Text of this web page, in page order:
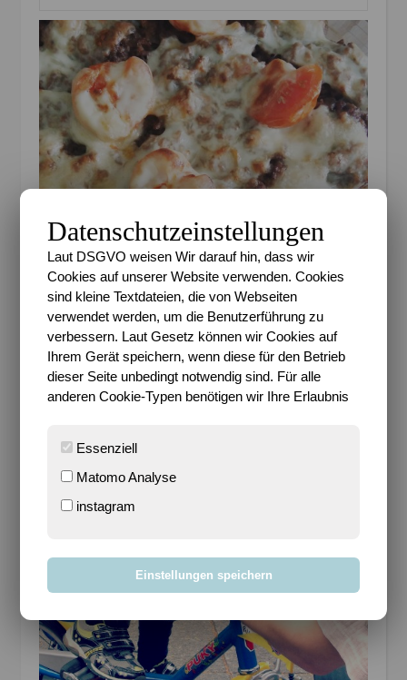
Zum Mittagessen gab es dann heute übrigens
selbstgemachte Lasagne <3
Datenschutzeinstellungen
Laut DSGVO weisen Wir darauf hin, dass wir
Cookies auf unserer Website verwenden. Cookies
sind kleine Textdateien, die von Webseiten
verwendet werden, um die Benutzerführung zu
verbessern. Laut Gesetz können wir Cookies auf
Ihrem Gerät speichern, wenn diese für den Betrieb
dieser Seite unbedingt notwendig sind. Für alle
anderen Cookie-Typen benötigen wir Ihre Erlaubnis
Essenziell
Matomo Analyse
instagram
Einstellungen speichern